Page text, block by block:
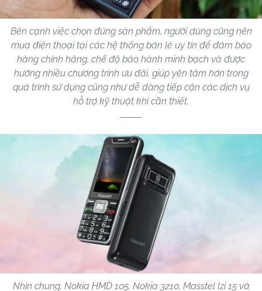
Bên cạnh việc chọn đúng sản phẩm, người dùng cũng nên
mua điện thoại tại các hệ thống bán lẻ uy tín để đảm bảo
hàng chính hãng, chế độ bảo hành minh bạch và được
hưởng nhiều chương trình ưu đãi, giúp yên tâm hơn trong
quá trình sử dụng cũng như dễ dàng tiếp cận các dịch vụ
hỗ trợ kỹ thuật khi cần thiết.
Nhìn chung, Nokia HMD 105, Nokia 3210, Masstel Izi 15 và